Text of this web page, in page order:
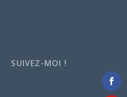
SUIVEZ-MOI !